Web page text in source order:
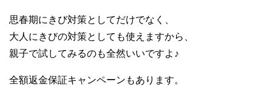
思春期にきび対策としてだけでなく、
大人にきびの対策としても使えますから、
親子で試してみるのも全然いいですよ♪
全額返金保証キャンペーンもあります。